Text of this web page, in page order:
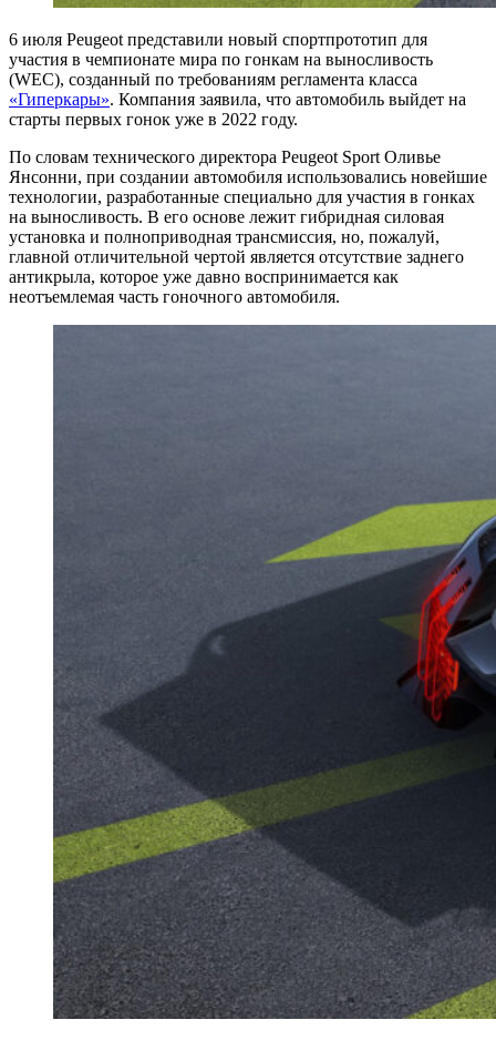
6 июля Peugeot представили новый спортпрототип для
участия в чемпионате мира по гонкам на выносливость
(WEC), созданный по требованиям регламента класса
«Гиперкары». Компания заявила, что автомобиль выйдет на
старты первых гонок уже в 2022 году.
По словам технического директора Peugeot Sport Оливье
Янсонни, при создании автомобиля использовались новейшие
технологии, разработанные специально для участия в гонках
на выносливость. В его основе лежит гибридная силовая
установка и полноприводная трансмиссия, но, пожалуй,
главной отличительной чертой является отсутствие заднего
антикрыла, которое уже давно воспринимается как
неотъемлемая часть гоночного автомобиля.